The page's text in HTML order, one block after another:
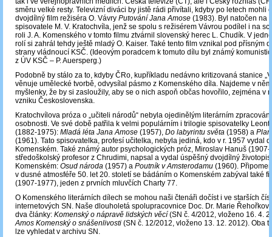
směru velké resty. Televizní diváci by jistě rádi přivítali, kdyby po letech mohli
dvojdílný film režiséra O. Vávry Putování Jana Amose (1983). Byl natočen na
spisovatele M. V. Kratochvíla, jenž se spolu s režisérem Vávrou podílel i na
roli J. A. Komenského v tomto filmu ztvárnil slovenský herec L. Chudík. V
rolí si zahrál tehdy ještě mladý O. Kaiser. Také tento film vznikal pod přísným
strany vládnoucí KSČ. (Ideovým poradcem k tomuto dílu byl známý
z ÚV KSČ – P. Auersperg.)
Podobně by stálo za to, kdyby ČRo, kupříkladu nedávno kritizovaná stanice
věnuje umělecké tvorbě, odvysílal pásmo z Komenského díla. Najdeme v
myšlenky, že by si zasloužily, aby se o nich aspoň občas hovořilo, zejména v
vzniku Československa.
Kratochvílova próza o „učiteli národů“ nebyla ojedinělým literárním
osobnosti. Ve své době patřila k velmi populárním i trilogie spisovatelky
(1882-1975): Mladá léta Jana Amose (1957), Do labyrintu světa (1958) a
(1961). Tato spisovatelka, profesí učitelka, nebyla jediná, kdo v r. 1957 vydal
Komenském. Také známý autor psychologických próz, Miroslav Hanuš
středoškolský profesor z Chrudimi, napsal a vydal úspěšný dvojdílný
Komenském: Osud národa (1957) a Poutník v Amsterodamu (1960).
v dusné atmosféře 50. let 20. století se bádáním o Komenském zabýval také
(1907-1977), jeden z prvních mluvčích Charty 77.
O Komenského literárních dílech se mohou naši čtenáři dočíst i ve starších
internetových SN. Naše dlouholetá spolupracovnice Doc. Dr. Marie
dva články: Komenský o nápravě lidských věcí (SN č. 4/2012, vloženo 16. 4.
Amos Komenský o snášenlivosti (SN č. 12/2012, vloženo 13. 12. 2012). Oba
lze vyhledat v archivu SN.